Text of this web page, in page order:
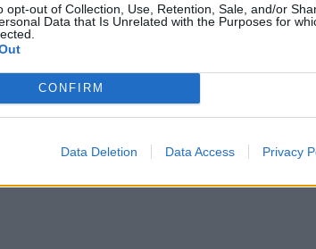
opt-out of Collection, Use, Retention, Sale, and/or
Data that Is Unrelated with the Purposes for
CONFIRM
Data Deletion Data Access Privacy